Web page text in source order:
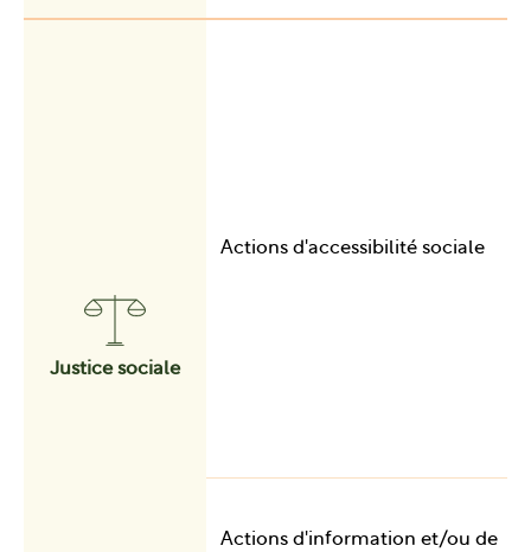
Justice sociale
Actions d'accessibilité sociale
Actions d'information et/ou de